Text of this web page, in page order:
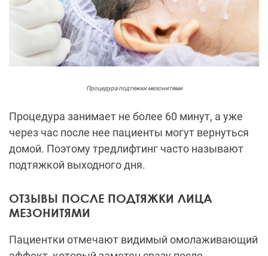
Процедура подтяжки мезонитями
Процедура занимает не более 60 минут, а уже
через час после нее пациенты могут вернуться
домой. Поэтому тредлифтинг часто называют
подтяжкой выходного дня.
ОТЗЫВЫ ПОСЛЕ ПОДТЯЖКИ ЛИЦА
МЕЗОНИТЯМИ
Пациентки отмечают видимый омолаживающий